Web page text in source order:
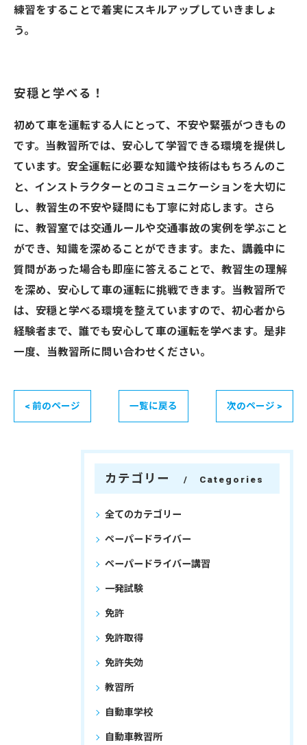
練習をすることで着実にスキルアップしていきましょ
う。
安穏と学べる！
初めて車を運転する人にとって、不安や緊張がつきもの
です。当教習所では、安心して学習できる環境を提供し
ています。安全運転に必要な知識や技術はもちろんのこ
と、インストラクターとのコミュニケーションを大切に
し、教習生の不安や疑問にも丁寧に対応します。さら
に、教習室では交通ルールや交通事故の実例を学ぶこと
ができ、知識を深めることができます。また、講義中に
質問があった場合も即座に答えることで、教習生の理解
を深め、安心して車の運転に挑戦できます。当教習所で
は、安穏と学べる環境を整えていますので、初心者から
経験者まで、誰でも安心して車の運転を学べます。是非
一度、当教習所に問い合わせください。
< 前のページ 一覧に戻る 次のページ >
カテゴリー Categories
全てのカテゴリー
ペーパードライバー
ペーパードライバー講習
一発試験
免許
免許取得
免許失効
教習所
自動車学校
自動車教習所